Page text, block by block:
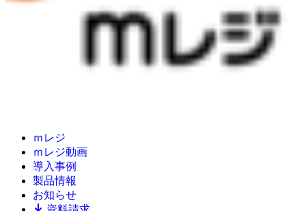
ｍレジ
ｍレジ動画
導入事例
製品情報
お知らせ